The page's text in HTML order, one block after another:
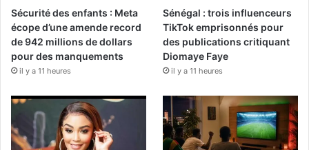
Sécurité des enfants : Meta
écope d’une amende record
de 942 millions de dollars
pour des manquements
il y a 11 heures
Sénégal : trois influenceurs
TikTok emprisonnés pour
des publications critiquant
Diomaye Faye
il y a 11 heures